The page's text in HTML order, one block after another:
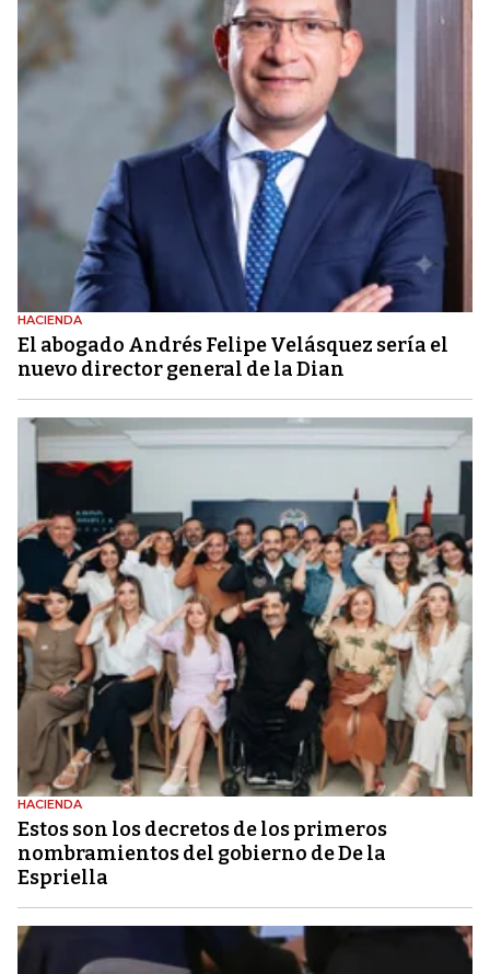
HACIENDA
El abogado Andrés Felipe Velásquez sería el
nuevo director general de la Dian
HACIENDA
Estos son los decretos de los primeros
nombramientos del gobierno de De la
Espriella